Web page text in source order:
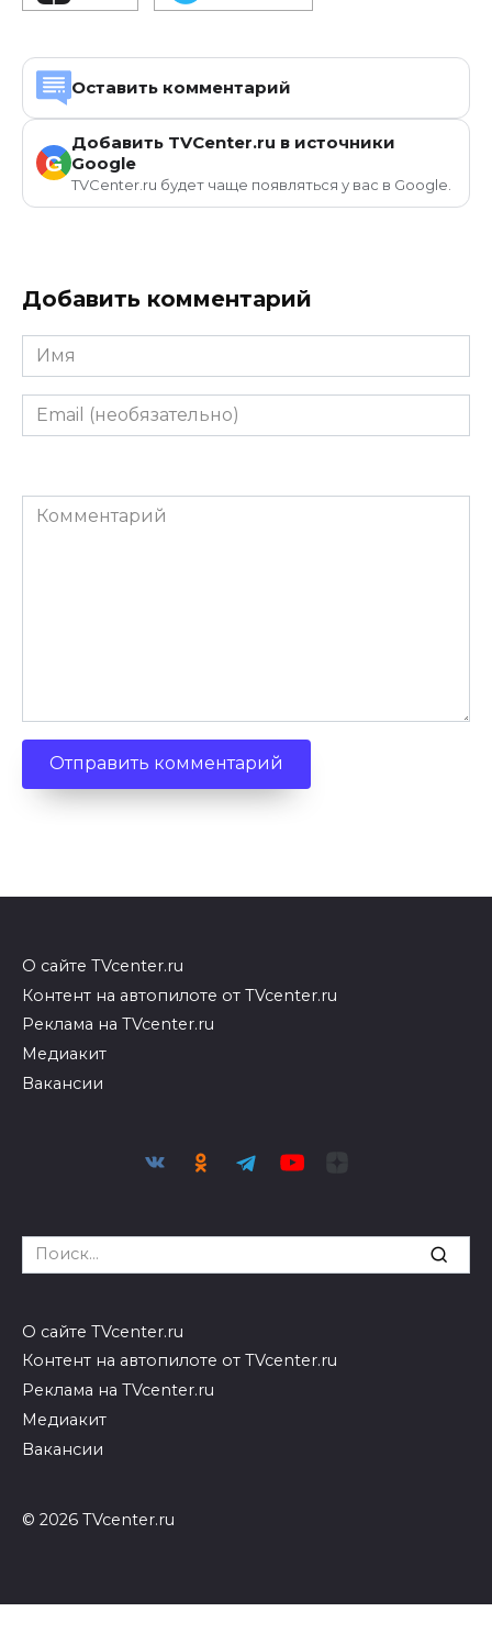
Оставить комментарий
G
Добавить TVCenter.ru в источники
Google
TVCenter.ru будет чаще появляться у вас в Google.
Добавить комментарий
Имя
Email
(необязательно)
Комментарий
О сайте TVcenter.ru
Контент на автопилоте от TVcenter.ru
Реклама на TVcenter.ru
Медиакит
Вакансии
Search
for:
О сайте TVcenter.ru
Контент на автопилоте от TVcenter.ru
Реклама на TVcenter.ru
Медиакит
Вакансии
© 2026 TVcenter.ru